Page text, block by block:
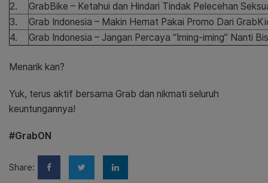
2.
GrabBike – Ketahui dan Hindari Tindak Pelecehan
3.
Grab Indonesia – Makin Hemat Pakai Promo Dari
4.
Grab Indonesia – Jangan Percaya “Iming-iming” Nanti
Menarik kan?
Yuk, terus aktif bersama Grab dan nikmati seluruh
keuntungannya!
#GrabON
Share: